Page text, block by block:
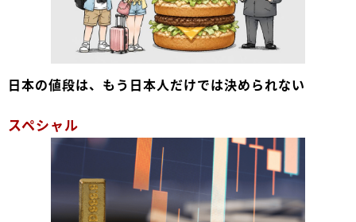
日本の値段は、もう日本人だけでは決められない
スペシャル